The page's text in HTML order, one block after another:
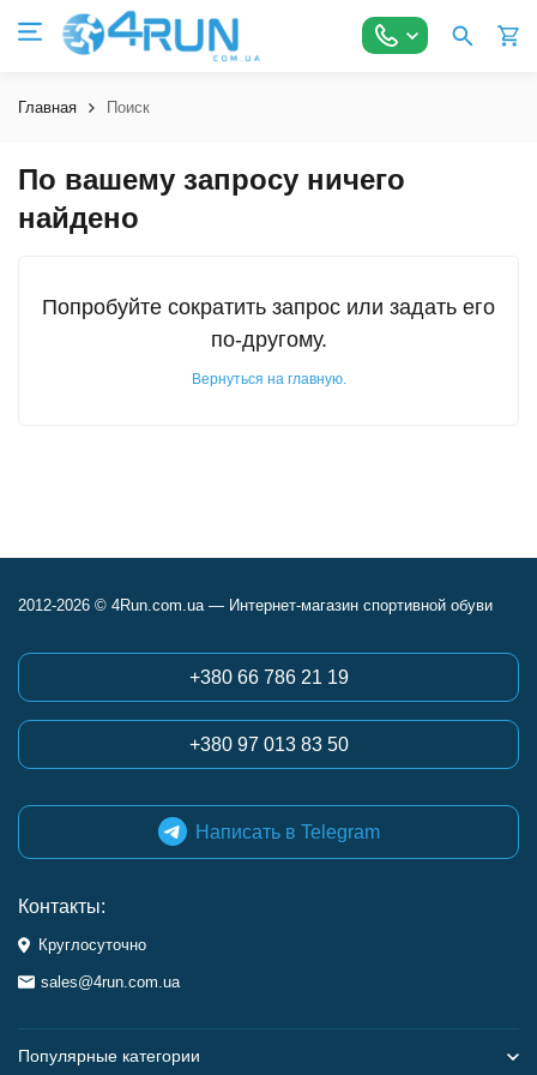
Главная Поиск
По вашему запросу ничего
найдено
Попробуйте сократить запрос или задать его
по-другому.
Вернуться на главную.
2012-2026 © 4Run.com.ua — Интернет-магазин спортивной обуви
+380 66 786 21 19
+380 97 013 83 50
Написать в Telegram
Контакты:
Круглосуточно
sales@4run.com.ua
Популярные категории